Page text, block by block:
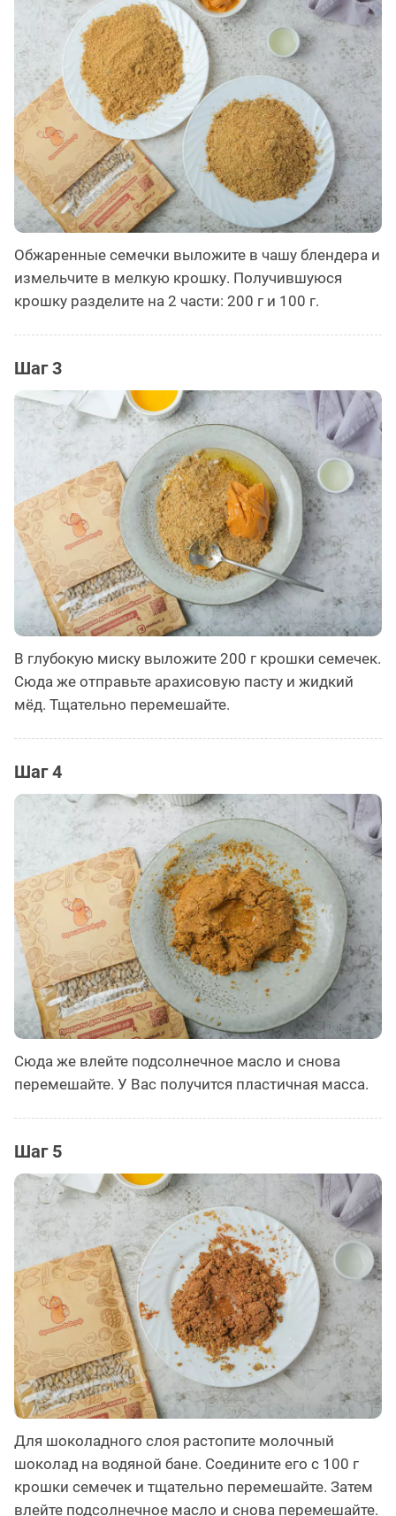
Обжаренные семечки выложите в чашу блендера и
измельчите в мелкую крошку. Получившуюся
крошку разделите на 2 части: 200 г и 100 г.
Шаг 3
В глубокую миску выложите 200 г крошки семечек.
Сюда же отправьте арахисовую пасту и жидкий
мёд. Тщательно перемешайте.
Шаг 4
Сюда же влейте подсолнечное масло и снова
перемешайте. У Вас получится пластичная масса.
Шаг 5
Для шоколадного слоя растопите молочный
шоколад на водяной бане. Соедините его с 100 г
крошки семечек и тщательно перемешайте. Затем
влейте подсолнечное масло и снова перемешайте.